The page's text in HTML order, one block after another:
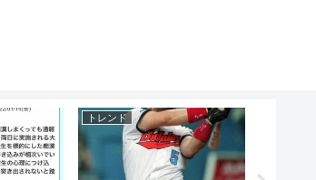
トレンド